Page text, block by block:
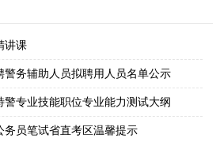
讲课
警务辅助人员拟聘用人员名单公示
警专业技能职位专业能力测试大纲
务员笔试省直考区温馨提示